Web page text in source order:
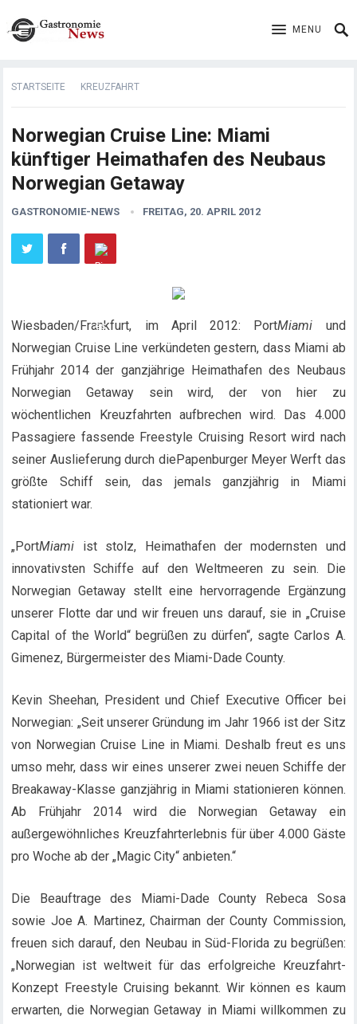
MENU
STARTSEITE KREUZFAHRT
Norwegian Cruise Line: Miami
künftiger Heimathafen des Neubaus
Norwegian Getaway
GASTRONOMIE-NEWS FREITAG, 20. APRIL 2012
Wiesbaden/Frankfurt, im April 2012: PortMiami und
Norwegian Cruise Line verkündeten gestern, dass Miami ab
Frühjahr 2014 der ganzjährige Heimathafen des Neubaus
Norwegian Getaway sein wird, der von hier zu
wöchentlichen Kreuzfahrten aufbrechen wird. Das 4.000
Passagiere fassende Freestyle Cruising Resort wird nach
seiner Auslieferung durch diePapenburger Meyer Werft das
größte Schiff sein, das jemals ganzjährig in Miami
stationiert war.
„PortMiami ist stolz, Heimathafen der modernsten und
innovativsten Schiffe auf den Weltmeeren zu sein. Die
Norwegian Getaway stellt eine hervorragende Ergänzung
unserer Flotte dar und wir freuen uns darauf, sie in „Cruise
Capital of the World“ begrüßen zu dürfen“, sagte Carlos A.
Gimenez, Bürgermeister des Miami-Dade County.
Kevin Sheehan, President und Chief Executive Officer bei
Norwegian: „Seit unserer Gründung im Jahr 1966 ist der Sitz
von Norwegian Cruise Line in Miami. Deshalb freut es uns
umso mehr, dass wir eines unserer zwei neuen Schiffe der
Breakaway-Klasse ganzjährig in Miami stationieren können.
Ab Frühjahr 2014 wird die Norwegian Getaway ein
außergewöhnliches Kreuzfahrterlebnis für über 4.000 Gäste
pro Woche ab der „Magic City“ anbieten.“
Die Beauftrage des Miami-Dade County Rebeca Sosa
sowie Joe A. Martinez, Chairman der County Commission,
freuen sich darauf, den Neubau in Süd-Florida zu begrüßen:
„Norwegian ist weltweit für das erfolgreiche Kreuzfahrt-
Konzept Freestyle Cruising bekannt. Wir können es kaum
erwarten, die Norwegian Getaway in Miami willkommen zu